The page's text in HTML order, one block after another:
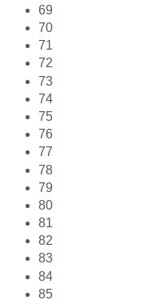
69
70
71
72
73
74
75
76
77
78
79
80
81
82
83
84
85